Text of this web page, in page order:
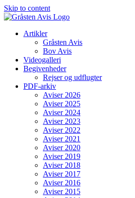
Skip to content
Artikler
Gråsten Avis
Bov Avis
Videogalleri
Begivenheder
Rejser og udflugter
PDF-arkiv
Aviser 2026
Aviser 2025
Aviser 2024
Aviser 2023
Aviser 2022
Aviser 2021
Aviser 2020
Aviser 2019
Aviser 2018
Aviser 2017
Aviser 2016
Aviser 2015